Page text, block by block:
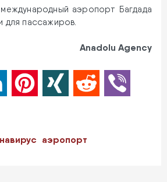
аэропорт Багдада
для пассажиров.
Anadolu Agency
LinkedIn Pinterest XING Reddit
аэропорт